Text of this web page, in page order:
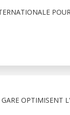
OPTIMISENT